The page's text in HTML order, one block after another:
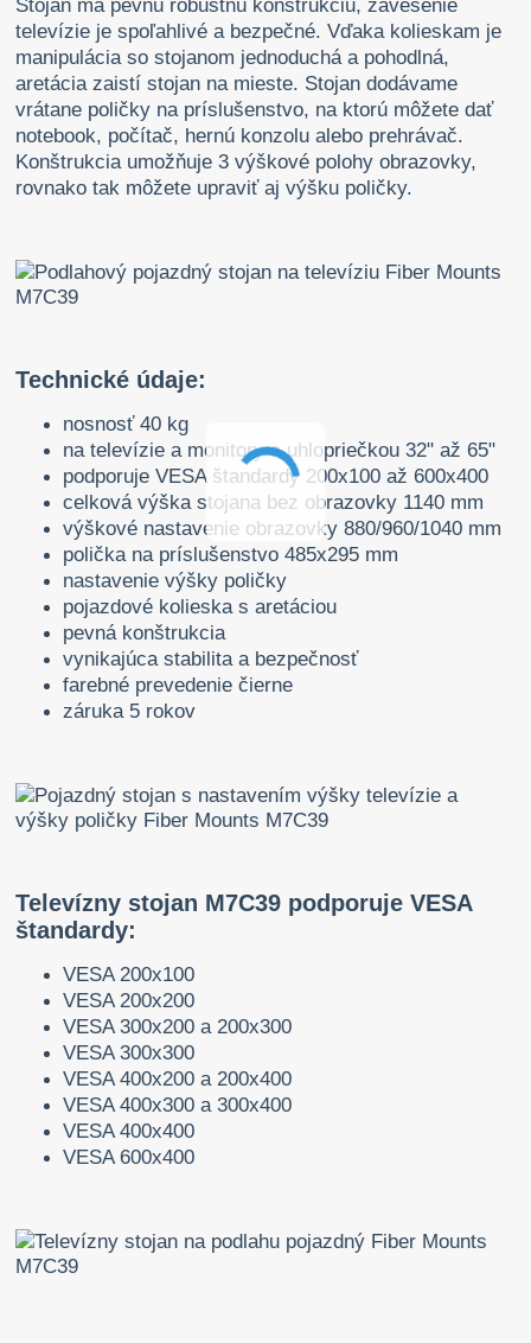
Stojan má pevnú robustnú konštrukciu, zavesenie
televízie je spoľahlivé a bezpečné. Vďaka kolieskam je
manipulácia so stojanom jednoduchá a pohodlná,
aretácia zaistí stojan na mieste. Stojan dodávame
vrátane poličky na príslušenstvo, na ktorú môžete dať
notebook, počítač, hernú konzolu alebo prehrávač.
Konštrukcia umožňuje 3 výškové polohy obrazovky,
rovnako tak môžete upraviť aj výšku poličky.
Technické údaje:
nosnosť 40 kg
na televízie a monitory s uhlopriečkou 32" až 65"
podporuje VESA štandardy 200x100 až 600x400
celková výška stojana bez obrazovky 1140 mm
výškové nastavenie obrazovky 880/960/1040 mm
polička na príslušenstvo 485x295 mm
nastavenie výšky poličky
pojazdové kolieska s aretáciou
pevná konštrukcia
vynikajúca stabilita a bezpečnosť
farebné prevedenie čierne
záruka 5 rokov
Televízny stojan M7C39 podporuje VESA
štandardy:
VESA 200x100
VESA 200x200
VESA 300x200 a 200x300
VESA 300x300
VESA 400x200 a 200x400
VESA 400x300 a 300x400
VESA 400x400
VESA 600x400